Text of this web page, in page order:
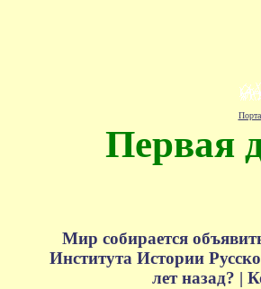
Первая
Мир собирается
Института Истории
лет назад? |